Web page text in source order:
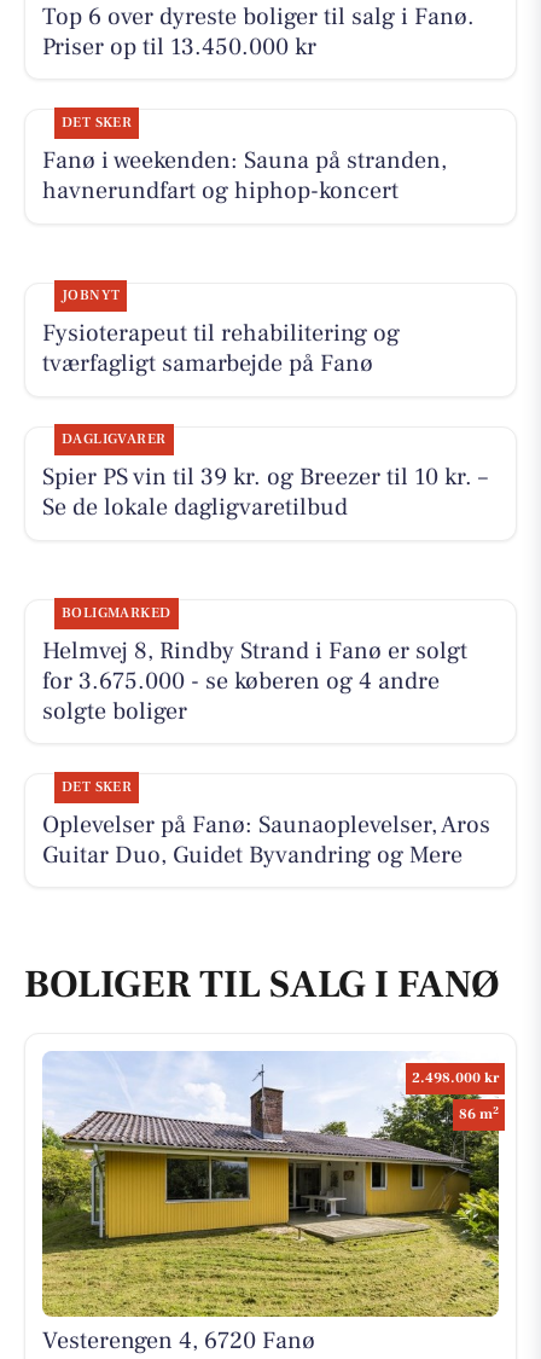
Top 6 over dyreste boliger til salg i Fanø.
Priser op til 13.450.000 kr
DET SKER
Fanø i weekenden: Sauna på stranden,
havnerundfart og hiphop-koncert
JOBNYT
Fysioterapeut til rehabilitering og
tværfagligt samarbejde på Fanø
DAGLIGVARER
Spier PS vin til 39 kr. og Breezer til 10 kr. –
Se de lokale dagligvaretilbud
BOLIGMARKED
Helmvej 8, Rindby Strand i Fanø er solgt
for 3.675.000 - se køberen og 4 andre
solgte boliger
DET SKER
Oplevelser på Fanø: Saunaoplevelser, Aros
Guitar Duo, Guidet Byvandring og Mere
BOLIGER TIL SALG I FANØ
2.498.000 kr
86 m2
Vesterengen 4, 6720 Fanø